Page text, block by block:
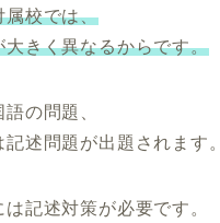
属校では、
大きく異なるからです。
の問題、
述問題が出題されます。
記述対策が必要です。